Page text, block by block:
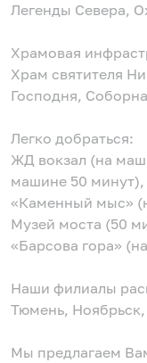
Легенды Севера,
Храмовая
Храм святителя
Господня,
Легко добраться:
ЖД вокзал (на
машине 50
«Каменный мыс»
Музей моста (50
«Барсова гора»
Наши филиалы
Тюмень,
Мы предлагаем Вам только